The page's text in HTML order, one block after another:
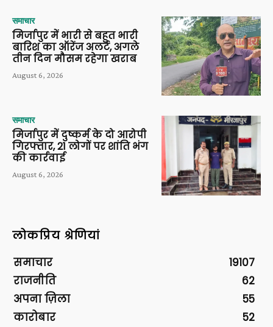
समाचार
मिर्जापुर में भारी से बहुत भारी
बारिश का ऑरेंज अलर्ट, अगले
तीन दिन मौसम रहेगा खराब
August 6, 2026
समाचार
मिर्जापुर में दुष्कर्म के दो आरोपी
गिरफ्तार, 21 लोगों पर शांति भंग
की कार्रवाई
August 6, 2026
लोकप्रिय श्रेणियां
समाचार
19107
राजनीति
62
अपना ज़िला
55
कारोबार
52